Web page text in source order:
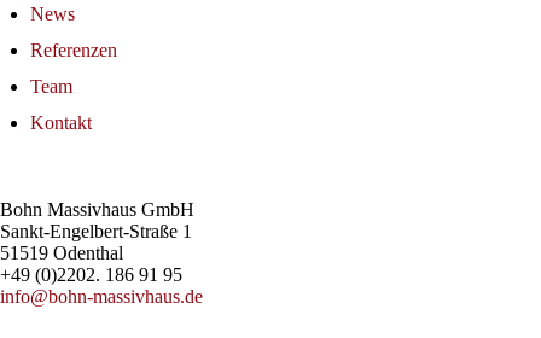
News
Referenzen
Team
Kontakt
Bohn Massivhaus GmbH
Sankt-Engelbert-Straße 1
51519 Odenthal
+49 (0)2202. 186 91 95
info@bohn-massivhaus.de